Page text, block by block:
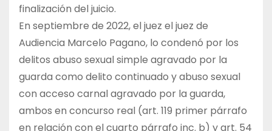
finalización del juicio.
En septiembre de 2022, el juez el juez de
Audiencia Marcelo Pagano, lo condenó por los
delitos abuso sexual simple agravado por la
guarda como delito continuado y abuso sexual
con acceso carnal agravado por la guarda,
ambos en concurso real (art. 119 primer párrafo
en relación con el cuarto párrafo inc. b) y art. 54